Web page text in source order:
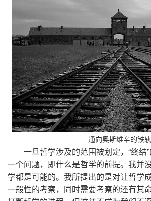
通向奥斯维辛的铁轨
一旦哲学涉及的范围被划定，“终结
一个问题，即什么是哲学的前提。我并
学都是可能的。我所提出的是对让哲学
一般性的考察，同时需要考察的还有其